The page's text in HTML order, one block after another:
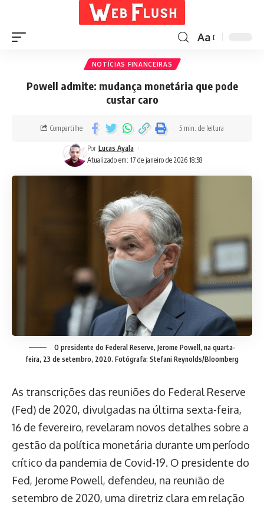
Aa
NOTÍCIAS FINANCEIRAS
Powell admite: mudança monetária que pode
custar caro
Atualizado em: 17 de janeiro de 2026 18:58
Por Lucas Ayala
Compartilhe 5 min. de leitura
O presidente do Federal Reserve, Jerome Powell, na quarta-
feira, 23 de setembro, 2020. Fotógrafa: Stefani Reynolds/Bloomberg
As transcrições das reuniões do Federal Reserve
(Fed) de 2020, divulgadas na última sexta-feira,
16 de fevereiro, revelaram novos detalhes sobre a
gestão da política monetária durante um período
crítico da pandemia de Covid-19. O presidente do
Fed, Jerome Powell, defendeu, na reunião de
setembro de 2020, uma diretriz clara em relação